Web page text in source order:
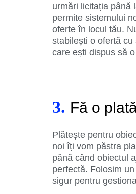
urmări licitația până
permite sistemului
oferte în locul tău.
stabilești o ofertă
care ești dispus să
3. Fă o
Plătește pentru
noi îți vom păstra
până când obiectul
perfectă. Folosim
sigur pentru